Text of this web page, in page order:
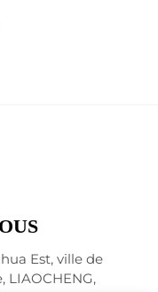
Est, ville de
LIAOCHENG,